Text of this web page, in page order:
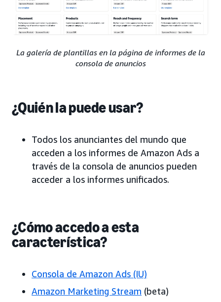
La galería de plantillas en la página de informes de la
consola de anuncios
¿Quién la puede usar?
Todos los anunciantes del mundo que
acceden a los informes de Amazon Ads a
través de la consola de anuncios pueden
acceder a los informes unificados.
¿Cómo accedo a esta
característica?
Consola de Amazon Ads (IU)
Amazon Marketing Stream (beta)